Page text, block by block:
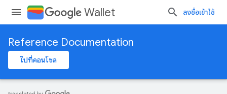
Wallet ลงชื่อเข้าใช้
Reference Documentation
ไปที่คอนโซล